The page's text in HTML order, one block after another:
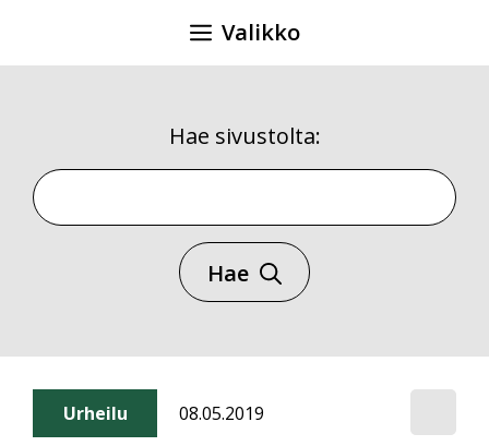
Valikko
Hae sivustolta:
Hae sivustolta
Hae
Urheilu 08.05.2019